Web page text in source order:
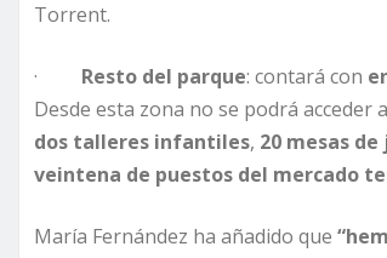
Torrent.
· Resto del parque: contará con
Desde esta zona no se podrá
dos talleres infantiles, 20 mesas
veintena de puestos del mercado
María Fernández ha añadido que